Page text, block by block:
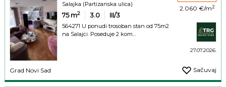
Salajka (Partizanska ulica)
75m2 3.0 III/3
564271 U ponudi trosoban stan od 75m2
na Salajci. Poseduje 2 kom...
2.060 €/m2
27.07.2026.
Grad Novi Sad Sačuvaj